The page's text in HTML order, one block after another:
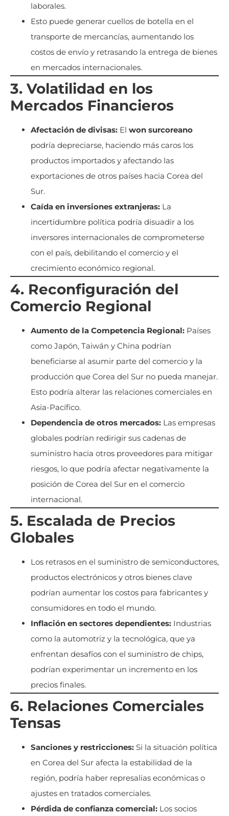
laborales.
Esto puede generar cuellos de botella en el
transporte de mercancías, aumentando los
costos de envío y retrasando la entrega de bienes
en mercados internacionales.
3. Volatilidad en los
Mercados Financieros
Afectación de divisas: El won surcoreano
podría depreciarse, haciendo más caros los
productos importados y afectando las
exportaciones de otros países hacia Corea del
Sur.
Caída en inversiones extranjeras: La
incertidumbre política podría disuadir a los
inversores internacionales de comprometerse
con el país, debilitando el comercio y el
crecimiento económico regional.
4. Reconfiguración del
Comercio Regional
Aumento de la Competencia Regional: Países
como Japón, Taiwán y China podrían
beneficiarse al asumir parte del comercio y la
producción que Corea del Sur no pueda manejar.
Esto podría alterar las relaciones comerciales en
Asia-Pacífico.
Dependencia de otros mercados: Las empresas
globales podrían redirigir sus cadenas de
suministro hacia otros proveedores para mitigar
riesgos, lo que podría afectar negativamente la
posición de Corea del Sur en el comercio
internacional.
5. Escalada de Precios
Globales
Los retrasos en el suministro de semiconductores,
productos electrónicos y otros bienes clave
podrían aumentar los costos para fabricantes y
consumidores en todo el mundo.
Inflación en sectores dependientes: Industrias
como la automotriz y la tecnológica, que ya
enfrentan desafíos con el suministro de chips,
podrían experimentar un incremento en los
precios finales.
6. Relaciones Comerciales
Tensas
Sanciones y restricciones: Si la situación política
en Corea del Sur afecta la estabilidad de la
región, podría haber represalias económicas o
ajustes en tratados comerciales.
Pérdida de confianza comercial: Los socios